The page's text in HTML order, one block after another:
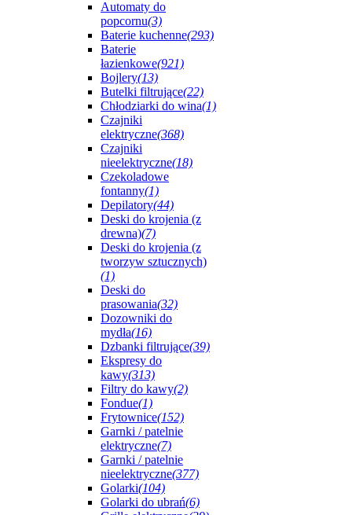
Automaty do
popcornu(3)
Baterie kuchenne(293)
Baterie
łazienkowe(921)
Bojlery(13)
Butelki filtrujące(22)
Chłodziarki do wina(1)
Czajniki
elektryczne(368)
Czajniki
nieelektryczne(18)
Czekoladowe
fontanny(1)
Depilatory(44)
Deski do krojenia (z
drewna)(7)
Deski do krojenia (z
tworzyw sztucznych)
(1)
Deski do
prasowania(32)
Dozowniki do
mydła(16)
Dzbanki filtrujące(39)
Ekspresy do
kawy(313)
Filtry do kawy(2)
Fondue(1)
Frytownice(152)
Garnki / patelnie
elektryczne(7)
Garnki / patelnie
nieelektryczne(377)
Golarki(104)
Golarki do ubrań(6)